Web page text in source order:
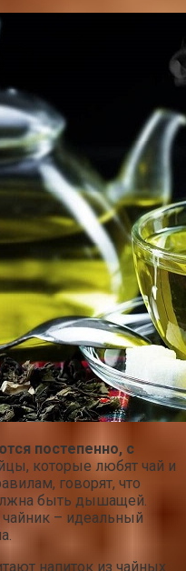
постепенно, с
которые любят чай и
говорят, что
быть дышащей.
– идеальный
напиток из чайных